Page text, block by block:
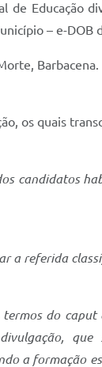
de Educação
– e-DOB
Barbacena.
os quais
candidatos
a referida
do
que
a formação